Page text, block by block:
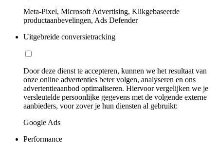
Meta-Pixel, Microsoft Advertising, Klikgebaseerde
productaanbevelingen, Ads Defender
Uitgebreide conversietracking
Door deze dienst te accepteren, kunnen we het resultaat van
onze online advertenties beter volgen, analyseren en ons
advertentieaanbod optimaliseren. Hiervoor vergelijken we je
versleutelde persoonlijke gegevens met de volgende externe
aanbieders, voor zover je hun diensten al gebruikt:
Google Ads
Performance